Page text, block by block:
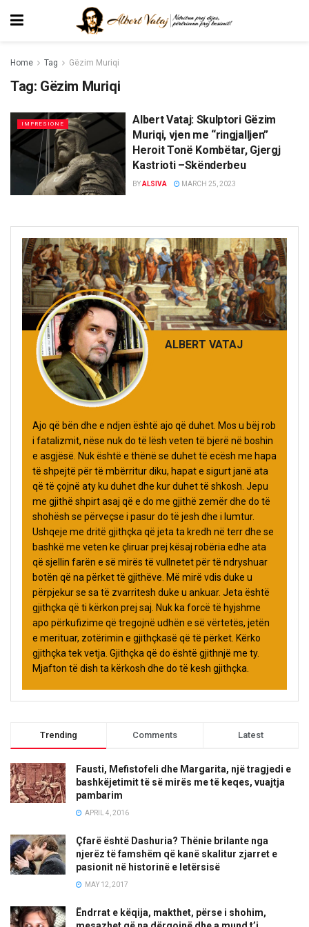
Home Tag Gëzim Muriqi
Tag: Gëzim Muriqi
IMPRESIONE
Albert Vataj: Skulptori Gëzim
Muriqi, vjen me “ringjalljen”
Heroit Tonë Kombëtar, Gjergj
Kastrioti –Skënderbeu
BYALSIVA MARCH 25, 2023
ALBERT VATAJ
Ajo që bën dhe e ndjen është ajo që duhet. Mos u bëj rob
i fatalizmit, nëse nuk do të lësh veten të bjerë në boshin
e asgjësë. Nuk është e thënë se duhet të ecësh me hapa
të shpejtë për të mbërritur diku, hapat e sigurt janë ata
që të çojnë aty ku duhet dhe kur duhet të shkosh. Jepu
me gjithë shpirt asaj që e do me gjithë zemër dhe do të
shohësh se përveçse i pasur do të jesh dhe i lumtur.
Ushqeje me dritë gjithçka që jeta ta kredh në terr dhe se
bashkë me veten ke çliruar prej kësaj robëria edhe ata
që sjellin farën e së mirës të vullnetet për të ndryshuar
botën që na përket të gjithëve. Më mirë vdis duke u
përpjekur se sa të zvarritesh duke u ankuar. Jeta është
gjithçka që ti kërkon prej saj. Nuk ka forcë të hyjshme
apo përkufizime që tregojnë udhën e së vërtetës, jetën
e merituar, zotërimin e gjithçkasë që të përket. Kërko
gjithçka tek vetja. Gjithçka që do është gjithnjë me ty.
Mjafton të dish ta kërkosh dhe do të kesh gjithçka.
Trending Comments Latest
Fausti, Mefistofeli dhe Margarita, një tragjedi e
bashkëjetimit të së mirës me të keqes, vuajtja
pambarim
APRIL 4, 2016
Çfarë është Dashuria? Thënie brilante nga
njerëz të famshëm që kanë skalitur zjarret e
pasionit në historinë e letërsisë
MAY 12, 2017
Ëndrrat e këqija, makthet, përse i shohim,